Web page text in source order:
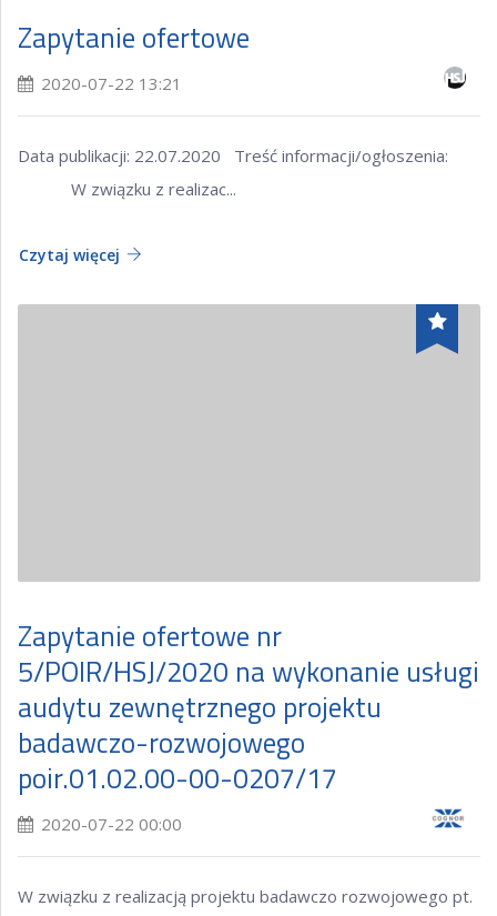
Zapytanie ofertowe
2020-07-22 13:21
Data publikacji: 22.07.2020 Treść informacji/ogłoszenia:
W związku z realizac...
Czytaj więcej
Zapytanie ofertowe nr
5/POIR/HSJ/2020 na wykonanie usługi
audytu zewnętrznego projektu
badawczo-rozwojowego
poir.01.02.00-00-0207/17
2020-07-22 00:00
W związku z realizacją projektu badawczo rozwojowego pt.